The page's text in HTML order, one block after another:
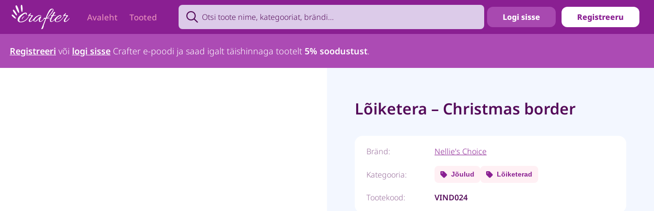
Avaleht Tooted
Search product by name, brand, category...
Logi sisse Registreeru
Registreeri või logi sisse Crafter e-poodi ja saad igalt täishinnaga tootelt 5% soodustust.
Lõiketera – Christmas border
Bränd: Nellie's Choice
Kategooria: Jõulud Lõiketerad
Tootekood: VIND024